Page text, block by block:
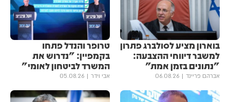
בוארון מציע לסולברג פתרון
למשבר דיווחי ההצבעה:
"נתונים בזמן אמת"
אברהם פריינד 06.08.26
טרופר והנדל פתחו
בקמפיין: "נדרוש את
המשרד לביטחון לאומי"
אבי וידר 05.08.26